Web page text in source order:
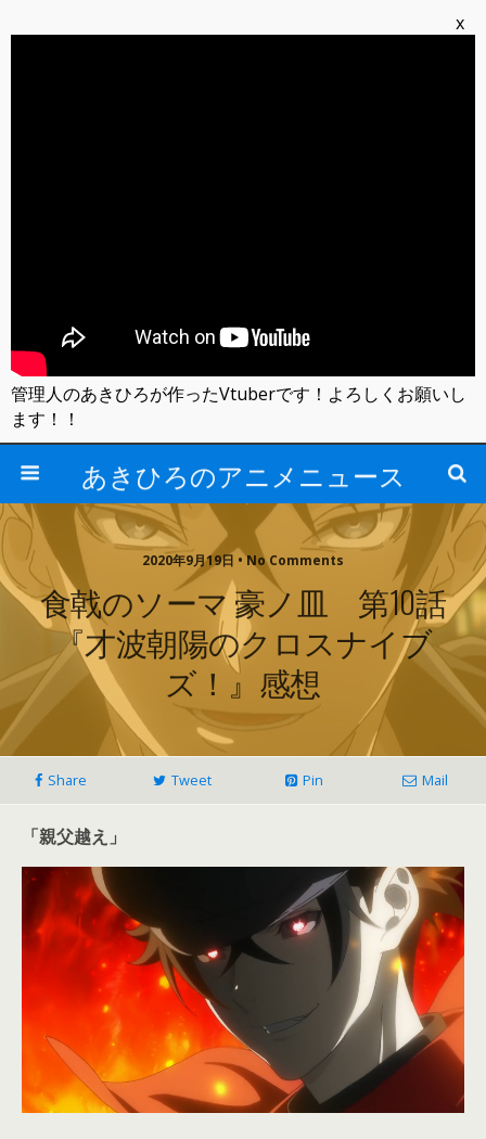
あきひろのアニメニュース
2020年9月19日 • No Comments
食戟のソーマ 豪ノ皿 第10話
『才波朝陽のクロスナイブ
ズ！』感想
Share Tweet Pin Mail
「親父越え」
x
管理人のあきひろが作ったVtuberです！よろしくお願いし
ます！！